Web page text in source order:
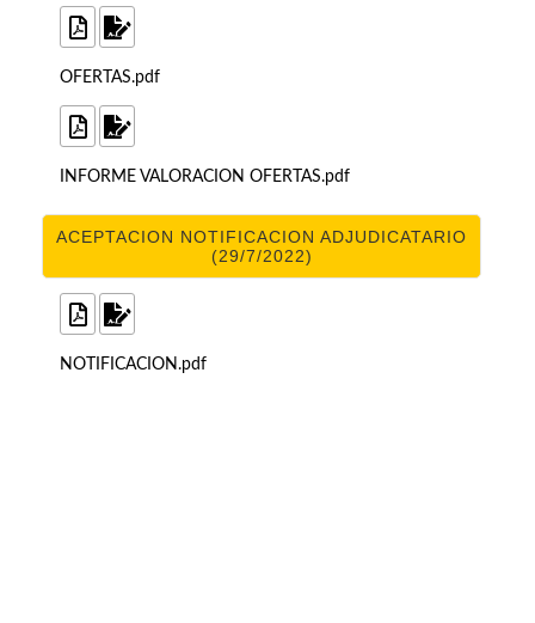
OFERTAS.pdf
INFORME VALORACION OFERTAS.pdf
ACEPTACION NOTIFICACION ADJUDICATARIO
(29/7/2022)
NOTIFICACION.pdf